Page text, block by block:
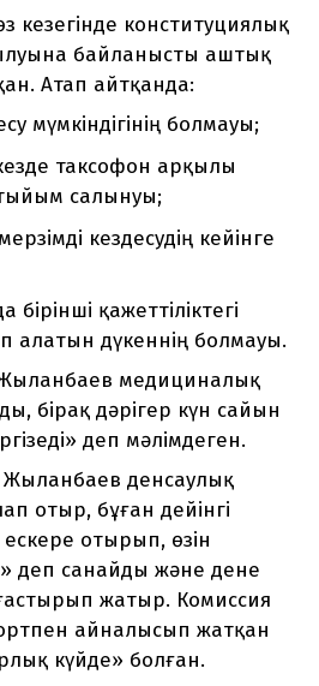
кезегінде конституциялық
байланысты аштық
Атап айтқанда:
мүмкіндігінің болмауы;
таксофон арқылы
салынуы;
кездесудің кейінге
қажеттіліктегі
алатын дүкеннің болмауы.
медициналық
бірақ дәрігер күн сайын
деп мәлімдеген.
денсаулық
отыр, бұған дейінгі
отырып, өзін
деп санайды және дене
жатыр. Комиссия
айналысып жатқан
күйде» болған.